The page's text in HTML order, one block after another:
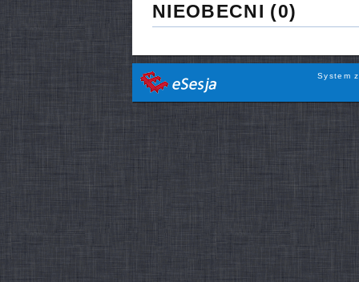
NIEOBECNI (0)
System